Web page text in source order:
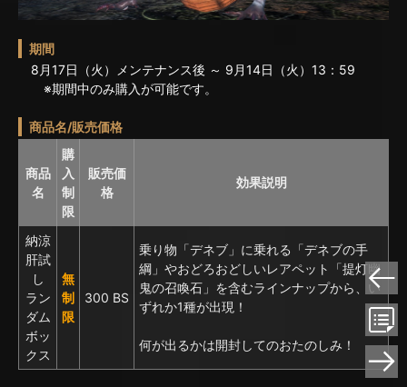
期間
8月17日（火）メンテナンス後 ～ 9月14日（火）13：59
※期間中のみ購入が可能です。
商品名/販売価格
商品
名
購
入
制
限
販売価
格
効果説明
納涼
肝試
し
ラン
ダム
ボッ
クス
無
制
限
300 BS
乗り物「デネブ」に乗れる「デネブの手
綱」やおどろおどしいレアペット「提灯幽
鬼の召喚石」を含むラインナップから、い
ずれか1種が出現！
何が出るかは開封してのおたのしみ！